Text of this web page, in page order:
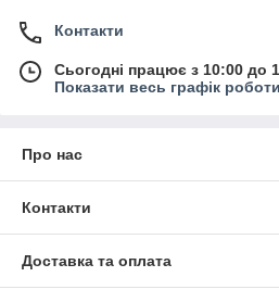
Контакти
Сьогодні працює з 10:00 до
Показати весь графік роботи
Про нас
Контакти
Доставка та оплата